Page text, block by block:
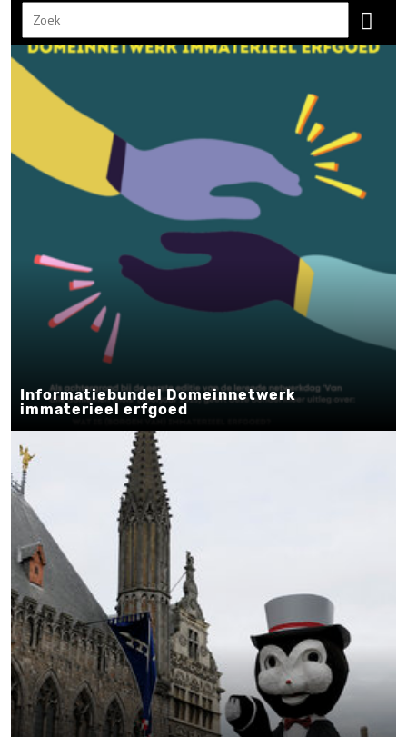
Informatiebundel Domeinnetwerk
immaterieel erfgoed